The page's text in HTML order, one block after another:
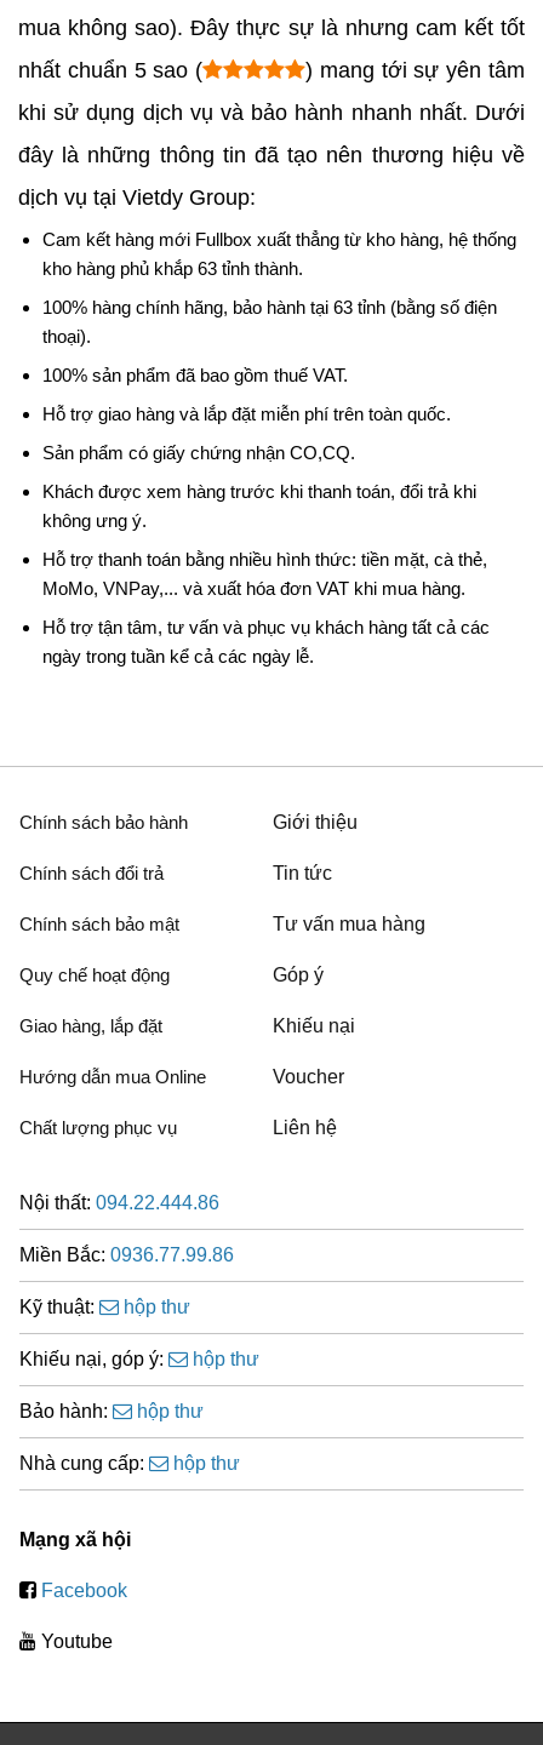
mua không sao). Đây thực sự là nhưng cam kết tốt
nhất chuẩn 5 sao (
) mang tới sự yên tâm
khi sử dụng dịch vụ và bảo hành nhanh nhất. Dưới
đây là những thông tin đã tạo nên thương hiệu về
dịch vụ tại Vietdy Group:
Cam kết hàng mới Fullbox xuất thẳng từ kho hàng, hệ thống
kho hàng phủ khắp 63 tỉnh thành.
100% hàng chính hãng, bảo hành tại 63 tỉnh (bằng số điện
thoại).
100% sản phẩm đã bao gồm thuế VAT.
Hỗ trợ giao hàng và lắp đặt miễn phí trên toàn quốc.
Sản phẩm có giấy chứng nhận CO,CQ.
Khách được xem hàng trước khi thanh toán, đổi trả khi
không ưng ý.
Hỗ trợ thanh toán bằng nhiều hình thức: tiền mặt, cà thẻ,
MoMo, VNPay,... và xuất hóa đơn VAT khi mua hàng.
Hỗ trợ tận tâm, tư vấn và phục vụ khách hàng tất cả các
ngày trong tuần kể cả các ngày lễ.
Chính sách bảo hành
Chính sách đổi trả
Chính sách bảo mật
Quy chế hoạt động
Giao hàng, lắp đặt
Hướng dẫn mua Online
Chất lượng phục vụ
Giới thiệu
Tin tức
Tư vấn mua hàng
Góp ý
Khiếu nại
Voucher
Liên hệ
Nội thất: 094.22.444.86
Miền Bắc: 0936.77.99.86
Kỹ thuật: hộp thư
Khiếu nại, góp ý: hộp thư
Bảo hành: hộp thư
Nhà cung cấp: hộp thư
Mạng xã hội
Facebook
Youtube